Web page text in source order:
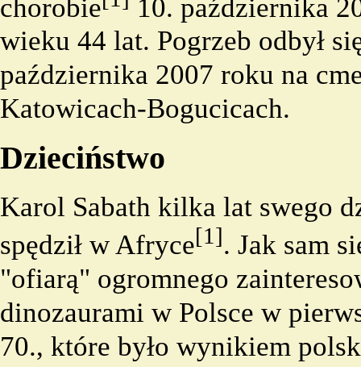
chorobie
10. października
wieku 44 lat. Pogrzeb odbył
października 2007 roku na
Katowicach-Bogucicach.
Dzieciństwo
Karol Sabath kilka lat swego
spędził w Afryce[1]. Jak sam
"ofiarą" ogromnego
dinozaurami w Polsce w
70., które było wynikiem